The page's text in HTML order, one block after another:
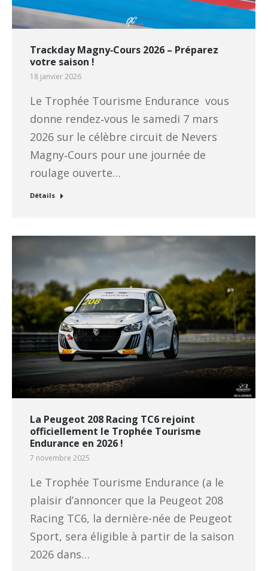
Trackday Magny‑Cours 2026 – Préparez
votre saison !
18 janvier 2026
Le Trophée Tourisme Endurance vous
donne rendez‑vous le samedi 7 mars
2026 sur le célèbre circuit de Nevers
Magny‑Cours pour une journée de
roulage ouverte…
Détails
La Peugeot 208 Racing TC6 rejoint
officiellement le Trophée Tourisme
Endurance en 2026 !
7 novembre 2025
Le Trophée Tourisme Endurance (a le
plaisir d’annoncer que la Peugeot 208
Racing TC6, la dernière-née de Peugeot
Sport, sera éligible à partir de la saison
2026 dans…